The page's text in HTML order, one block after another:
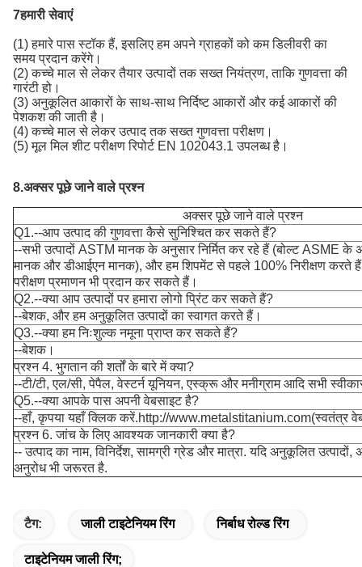
7हमारी सेवाएं
(1) हमारे पास स्टॉक हैं, इसलिए हम अपने ग्राहकों को कम डिलीवरी का
समय प्रदान करेंगे।
(2) कच्चे माल से लेकर तैयार उत्पादों तक सख्त नियंत्रण, ताकि गुणवत्ता की
गारंटी हो।
(3) अनुकूलित आकारों के साथ-साथ निर्दिष्ट आकारों और कई आकारों की
पेशकश की जाती है।
(4) कच्चे माल से लेकर उत्पाद तक सख्त गुणवत्ता परीक्षण।
(5) मूल मिल शीट परीक्षण रिपोर्ट EN 102043.1 उपलब्ध है।
8.अक्सर पूछे जाने वाले प्रश्न
अक्सर पूछे जाने वाले प्रश्न
Q1.--आप उत्पाद की गुणवत्ता कैसे सुनिश्चित कर सकते हैं?
--सभी उत्पादों ASTM मानक के अनुसार निर्मित कर रहे हैं (बोल्ट ASME के
मानक और डीआईएन मानक), और हम शिपमेंट से पहले 100% निरीक्षण करते
परीक्षण प्रमाणन भी प्रदान कर सकते हैं।
Q2.--क्या आप उत्पादों पर हमारा लोगो प्रिंट कर सकते हैं?
--बेशक, और हम अनुकूलित उत्पादों का स्वागत करते हैं।
Q3.--क्या हम निःशुल्क नमूना प्राप्त कर सकते हैं?
--बेशक।
प्रश्न 4. भुगतान की शर्तों के बारे में क्या?
--टी/टी, एल/सी, पेपैल, वेस्टर्न यूनियन, एस्क्रू और मनीग्राम आदि सभी
Q5.--क्या आपके पास अपनी वेबसाइट है?
--हाँ, कृपया यहाँ क्लिक करें.http://www.metalstitanium.com(स्वतंत्र
प्रश्न 6. जांच के लिए आवश्यक जानकारी क्या है?
-- उत्पाद का नाम, विनिर्देश, सामग्री ग्रेड और मात्रा. यदि अनुकूलित
अनुरोध भी जरूरत है.
टैग: जाली टाइटेनियम रिंग निर्बाध रोल्ड रिंग
टाइटेनियम जाली रिंग;